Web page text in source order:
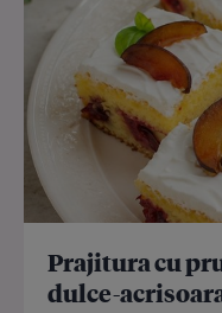
Prajitura cu
dulce-